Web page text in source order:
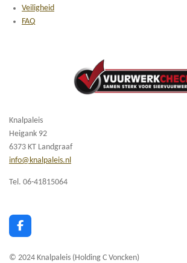
Veiligheid
FAQ
Knalpaleis
Heigank 92
6373 KT Landgraaf
info@knalpaleis.nl
Tel. 06-41815064
F
a
e
© 2024 Knalpaleis (Holding C Voncken)